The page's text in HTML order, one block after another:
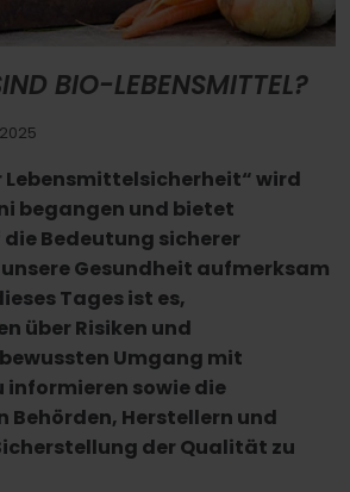
BIO-LEBENSMITTEL?
Lebensmittelsicherheit“ wird
begangen und bietet
Bedeutung sicherer
Gesundheit aufmerksam
Tages ist es,
über Risiken und
Umgang mit
informieren sowie die
Behörden, Herstellern und
der Qualität zu